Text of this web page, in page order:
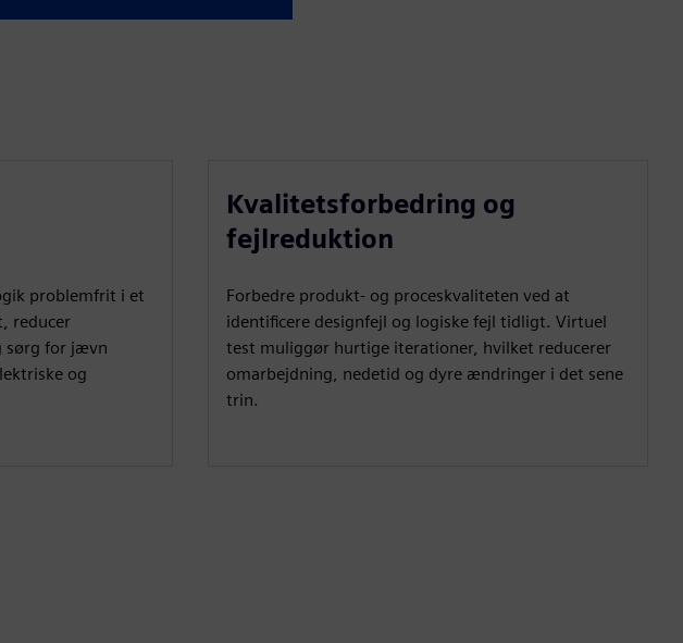
problemfrit i et
reducer
sørg for jævn
og
Kvalitetsforbedring og
fejlreduktion
Forbedre produkt- og proceskvaliteten ved at
identificere designfejl og logiske fejl tidligt. Virtuel
test muliggør hurtige iterationer, hvilket reducerer
omarbejdning, nedetid og dyre ændringer i det sene
trin.